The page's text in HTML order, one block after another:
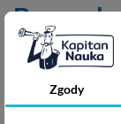
Regulamin
Bazgrakami
Zgody